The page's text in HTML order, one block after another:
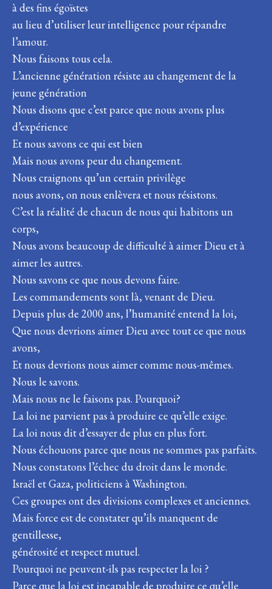
à des fins égoïstes
au lieu d’utiliser leur intelligence pour répandre
l’amour.
Nous faisons tous cela.
L’ancienne génération résiste au changement de la
jeune génération
Nous disons que c’est parce que nous avons plus
d’expérience
Et nous savons ce qui est bien
Mais nous avons peur du changement.
Nous craignons qu’un certain privilège
nous avons, on nous enlèvera et nous résistons.
C’est la réalité de chacun de nous qui habitons un
corps,
Nous avons beaucoup de difficulté à aimer Dieu et à
aimer les autres.
Nous savons ce que nous devons faire.
Les commandements sont là, venant de Dieu.
Depuis plus de 2000 ans, l’humanité entend la loi,
Que nous devrions aimer Dieu avec tout ce que nous
avons,
Et nous devrions nous aimer comme nous-mêmes.
Nous le savons.
Mais nous ne le faisons pas. Pourquoi?
La loi ne parvient pas à produire ce qu’elle exige.
La loi nous dit d’essayer de plus en plus fort.
Nous échouons parce que nous ne sommes pas parfaits.
Nous constatons l’échec du droit dans le monde.
Israël et Gaza, politiciens à Washington.
Ces groupes ont des divisions complexes et anciennes.
Mais force est de constater qu’ils manquent de
gentillesse,
générosité et respect mutuel.
Pourquoi ne peuvent-ils pas respecter la loi ?
Parce que la loi est incapable de produire ce qu’elle